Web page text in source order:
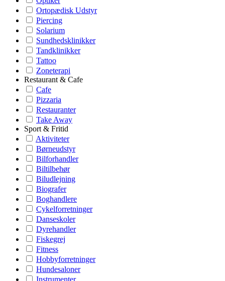
Ortopædisk Udstyr
Piercing
Solarium
Sundhedsklinikker
Tandklinikker
Tattoo
Zoneterapi
Restaurant & Cafe
Cafe
Pizzaria
Restauranter
Take Away
Sport & Fritid
Aktiviteter
Børneudstyr
Bilforhandler
Biltilbehør
Biludlejning
Biografer
Boghandlere
Cykelforretninger
Danseskoler
Dyrehandler
Fiskegrej
Fitness
Hobbyforretninger
Hundesaloner
Instrumenter